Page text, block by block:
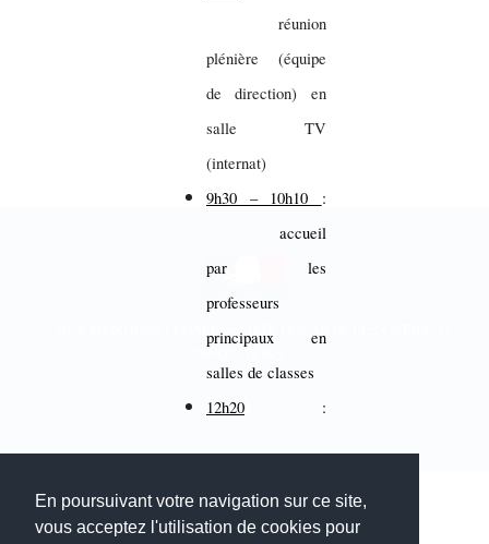
En poursuivant votre navigation sur ce site,
vous acceptez l'utilisation de cookies pour
réunion
plénière (équipe
de direction) en
salle TV
(internat)
9h30 – 10h10 :
accueil
par les
professeurs
principaux en
salles de classes
12h20 :
Mise en place des
MENTIONS LÉGALES LISTE DES ARTICLES
INNOVATIONS™